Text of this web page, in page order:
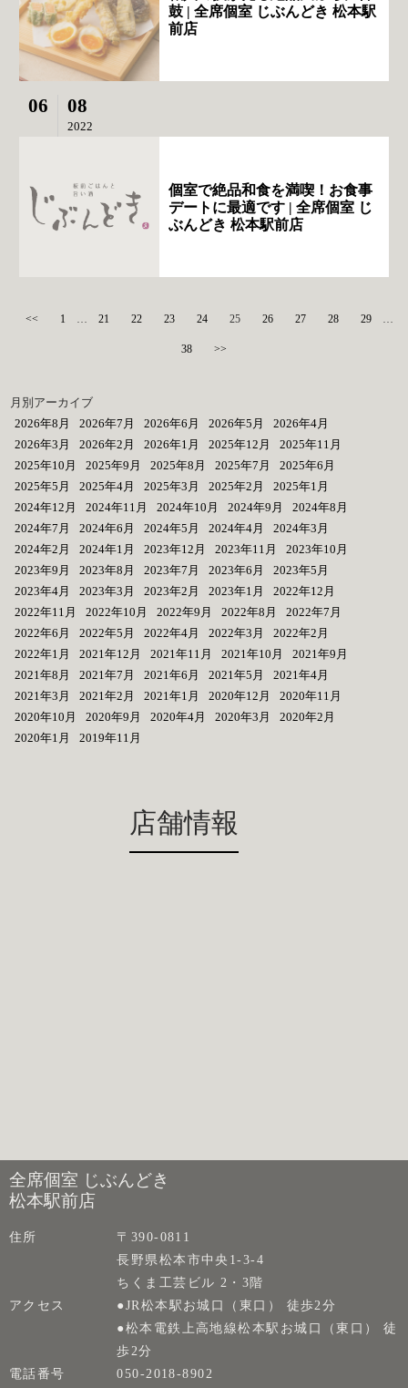
鼓 | 全席個室 じぶんどき 松本駅
前店
06 08
2022
個室で絶品和食を満喫！お食事
デートに最適です | 全席個室 じ
ぶんどき 松本駅前店
<< 1 … 21 22 23 24 25 26 27 28 29 …
38 >>
月別アーカイブ
2026年8月
2026年7月 2026年6月 2026年5月
2026年4月
2026年3月
2026年2月 2026年1月 2025年12月
2025年11月
2025年10月
2025年9月 2025年8月 2025年7月
2025年6月
2025年5月
2025年4月 2025年3月 2025年2月
2025年1月
2024年12月
2024年11月 2024年10月 2024年9月
2024年8月
2024年7月
2024年6月 2024年5月 2024年4月
2024年3月
2024年2月
2024年1月 2023年12月 2023年11月
2023年10月
2023年9月
2023年8月 2023年7月 2023年6月
2023年5月
2023年4月
2023年3月 2023年2月 2023年1月
2022年12月
2022年11月
2022年10月 2022年9月 2022年8月
2022年7月
2022年6月
2022年5月 2022年4月 2022年3月
2022年2月
2022年1月
2021年12月 2021年11月 2021年10月
2021年9月
2021年8月
2021年7月 2021年6月 2021年5月
2021年4月
2021年3月
2021年2月 2021年1月 2020年12月
2020年11月
2020年10月
2020年9月 2020年4月 2020年3月
2020年2月
2020年1月
2019年11月
店舗情報
全席個室 じぶんどき
松本駅前店
住所
〒390-0811
長野県松本市中央1-3-4
ちくま工芸ビル 2・3階
アクセス
●JR松本駅お城口（東口） 徒歩2分
●松本電鉄上高地線松本駅お城口（東口） 徒
歩2分
電話番号
050-2018-8902